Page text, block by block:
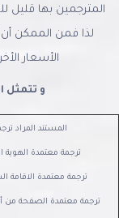
المترجمين بها قليل
لذا فمن الممكن
الأسعار
و تتمثل
المستند المراد
ترجمة معتمدة الهوية
ترجمة معتمدة الاقامة
ترجمة معتمدة الصفحة من